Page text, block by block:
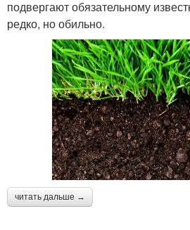
подвергают обязательному
редко, но обильно.
читать дальше →